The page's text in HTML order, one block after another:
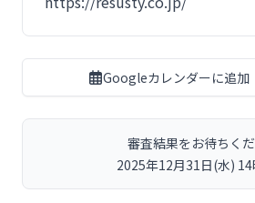
Googleカレンダーに追加
審査結果をお待ちく
2025年12月31日(水)